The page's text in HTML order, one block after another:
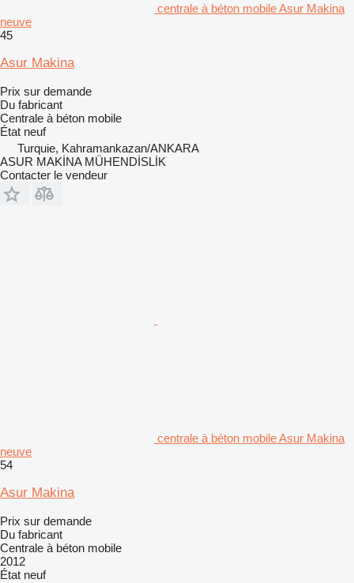
centrale à béton mobile Asur Makina
neuve
45
Asur Makina
Prix sur demande
Du fabricant
Centrale à béton mobile
État neuf
Turquie, Kahramankazan/ANKARA
ASUR MAKİNA MÜHENDİSLİK
Contacter le vendeur
centrale à béton mobile Asur Makina
neuve
54
Asur Makina
Prix sur demande
Du fabricant
Centrale à béton mobile
2012
État neuf